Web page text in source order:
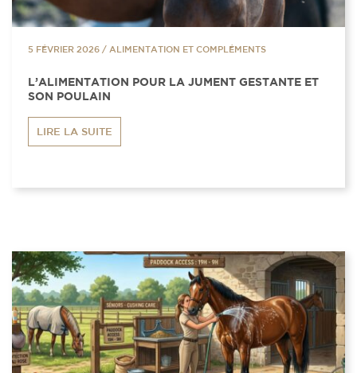
5 FÉVRIER 2026 / ALIMENTATION ET COMPLÉMENTS
L’ALIMENTATION POUR LA JUMENT GESTANTE ET
SON POULAIN
LIRE LA SUITE